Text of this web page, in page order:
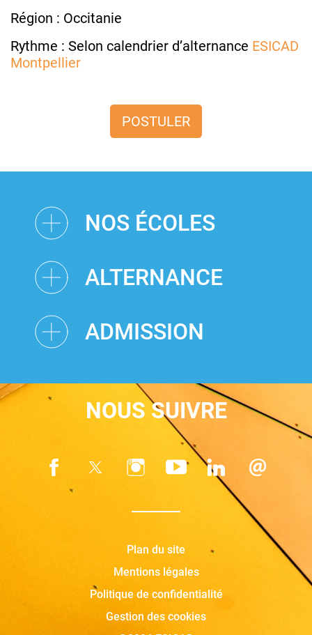
Région : Occitanie
Rythme : Selon calendrier d’alternance ESICAD
Montpellier
POSTULER
NOS ÉCOLES
ALTERNANCE
ADMISSION
NOUS SUIVRE
Plan du site
Mentions légales
Politique de confidentialité
Gestion des cookies